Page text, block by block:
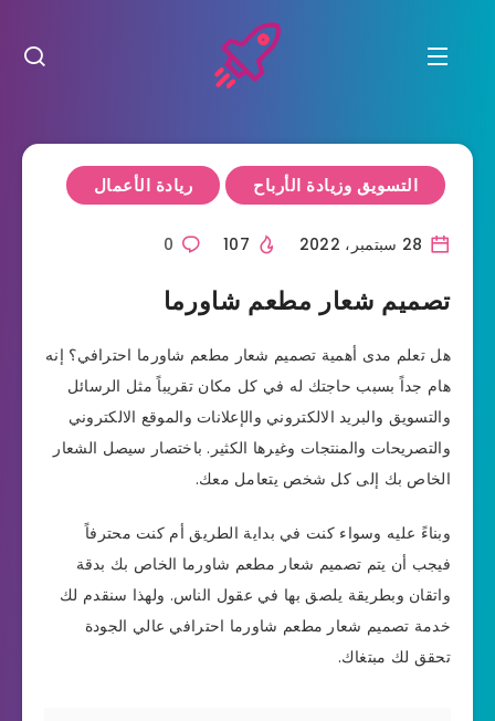
التسويق وزيادة الأرباح ريادة الأعمال
0
تصميم شعار مطعم شاورما
هل تعلم مدى أهمية تصميم شعار مطعم شاورما احترافي؟ إنه
هام جداً بسبب حاجتك له في كل مكان تقريباً مثل الرسائل
والتسويق والبريد الالكتروني والإعلانات والموقع الالكتروني
والتصريحات والمنتجات وغيرها الكثير. باختصار سيصل الشعار
الخاص بك إلى كل شخص يتعامل معك.
وبناءً عليه وسواء كنت في بداية الطريق أم كنت محترفاً
فيجب أن يتم تصميم شعار مطعم شاورما الخاص بك بدقة
واتقان وبطريقة يلصق بها في عقول الناس. ولهذا سنقدم لك
خدمة تصميم شعار مطعم شاورما احترافي عالي الجودة
تحقق لك مبتغاك.